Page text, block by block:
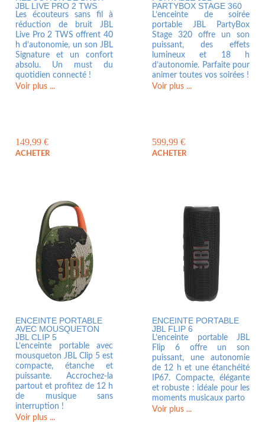
JBL LIVE PRO 2 TWS
Les écouteurs sans fil à
réduction de bruit JBL
Live Pro 2 TWS offrent 40
h d’autonomie, un son JBL
Signature et un confort
absolu. Un must du
quotidien connecté !
Voir plus ...
149,99 €
ACHETER
PARTYBOX STAGE 360
L’enceinte de soirée
portable JBL PartyBox
Stage 320 offre un son
puissant, des effets
lumineux et 18 h
d’autonomie. Parfaite pour
animer toutes vos soirées !
Voir plus ...
599,99 €
ACHETER
ENCEINTE PORTABLE
AVEC MOUSQUETON
JBL CLIP 5
L’enceinte portable avec
mousqueton JBL Clip 5 est
compacte, étanche et
puissante. Accrochez-la
partout et profitez de 12 h
de musique sans
interruption !
Voir plus ...
ENCEINTE PORTABLE
JBL FLIP 6
L’enceinte portable JBL
Flip 6 offre un son
puissant, une autonomie
de 12 h et une étanchéité
IP67. Compacte, élégante
et robuste : idéale pour les
moments musicaux parto
Voir plus ...